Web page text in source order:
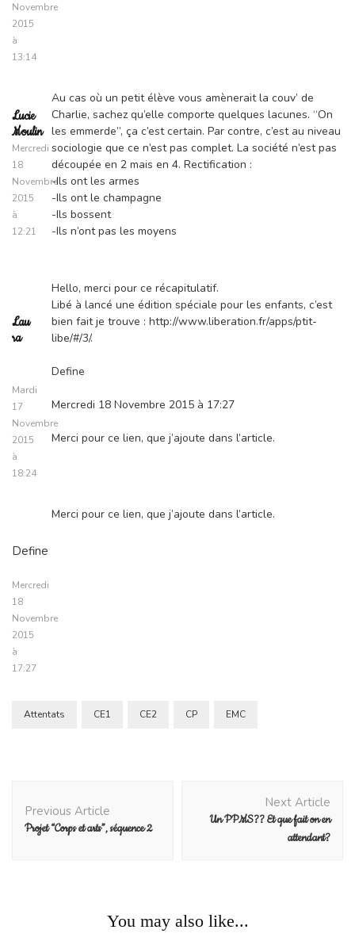
Novembre
2015
à
13:14
Lucie
Moulin
Mercredi
18
Novembre
2015
à
12:21
Au cas où un petit élève vous amènerait la couv’ de
Charlie, sachez qu’elle comporte quelques lacunes. “On
les emmerde”, ça c’est certain. Par contre, c’est au niveau
sociologie que ce n’est pas complet. La société n’est pas
découpée en 2 mais en 4. Rectification :
-Ils ont les armes
-Ils ont le champagne
-Ils bossent
-Ils n’ont pas les moyens
Lau
ra
Mardi
17
Novembre
2015
à
18:24
Hello, merci pour ce récapitulatif.
Libé à lancé une édition spéciale pour les enfants, c’est
bien fait je trouve : http://www.liberation.fr/apps/ptit-
libe/#/3/.
Define
Mercredi 18 Novembre 2015 à 17:27
Merci pour ce lien, que j’ajoute dans l’article.
Define
Mercredi
18
Novembre
2015
à
17:27
Merci pour ce lien, que j’ajoute dans l’article.
Attentats CE1 CE2 CP EMC
Navigation
Previous Article
Projet “Corps et arts”, séquence 2
Next Article
Un PPMS?? Et que fait on en
attendant?
You may also like...